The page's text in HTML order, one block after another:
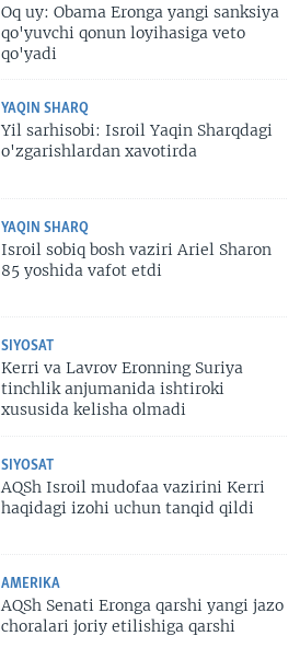
Oq uy: Obama Eronga yangi sanksiya
qo'yuvchi qonun loyihasiga veto
qo'yadi
YAQIN SHARQ
Yil sarhisobi: Isroil Yaqin Sharqdagi
o'zgarishlardan xavotirda
YAQIN SHARQ
Isroil sobiq bosh vaziri Ariel Sharon
85 yoshida vafot etdi
SIYOSAT
Kerri va Lavrov Eronning Suriya
tinchlik anjumanida ishtiroki
xususida kelisha olmadi
SIYOSAT
AQSh Isroil mudofaa vazirini Kerri
haqidagi izohi uchun tanqid qildi
AMERIKA
AQSh Senati Eronga qarshi yangi jazo
choralari joriy etilishiga qarshi